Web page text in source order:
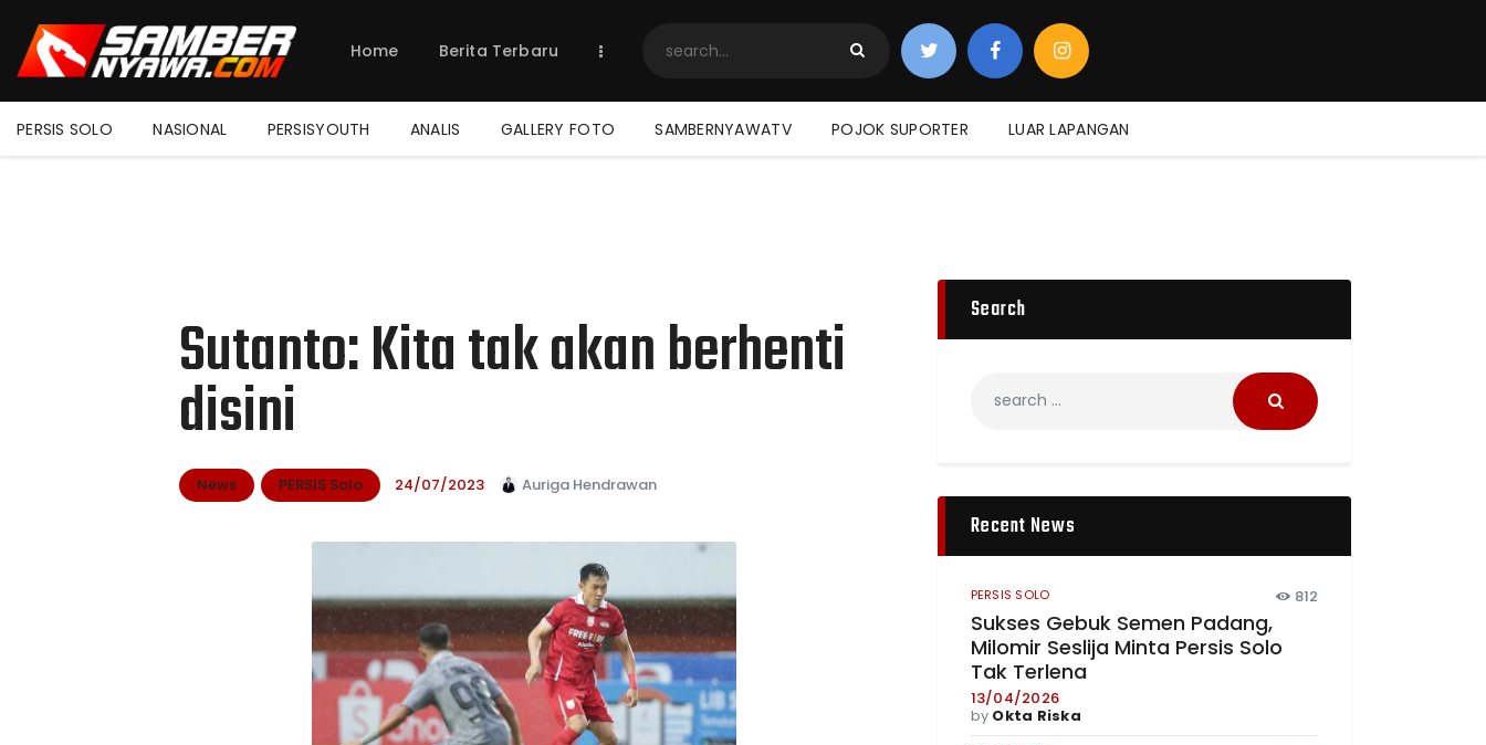
Home Berita Terbaru
PERSIS SOLO NASIONAL PERSISYOUTH ANALIS GALLERY FOTO SAMBERNYAWATV POJOK SUPORTER LUAR LAPANGAN
Berita Terbaru
Jadwal & Hasil
Klasemen
Sutanto: Kita tak akan berhenti
disini
News PERSIS Solo 24/07/2023 Auriga Hendrawan
Search
Recent News
PERSIS SOLO 812
Sukses Gebuk Semen Padang,
Milomir Seslija Minta Persis Solo
Tak Terlena
13/04/2026
by Okta Riska